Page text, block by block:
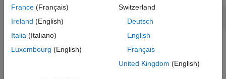
結果情報
France (Français)
Ireland (English)
Italia (Italiano)
Luxembourg (English)
Switzerland
Deutsch
English
Français
United Kingdom (English)